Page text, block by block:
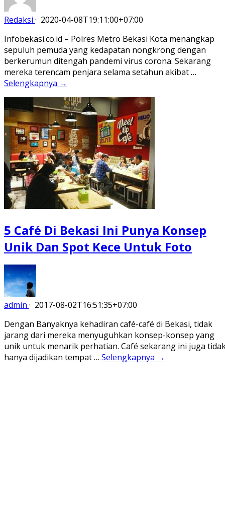
Redaksi · 2020-04-08T19:11:00+07:00
Infobekasi.co.id – Polres Metro Bekasi Kota menangkap
sepuluh pemuda yang kedapatan nongkrong dengan
berkerumun ditengah pandemi virus corona. Sekarang
mereka terencam penjara selama setahun akibat …
Selengkapnya →
5 Café Di Bekasi Ini Punya Konsep
Unik Dan Spot Kece Untuk Foto
admin · 2017-08-02T16:51:35+07:00
Dengan Banyaknya kehadiran café-café di Bekasi, tidak
jarang dari mereka menyuguhkan konsep-konsep yang
unik untuk menarik perhatian. Café sekarang ini juga
hanya dijadikan tempat … Selengkapnya →